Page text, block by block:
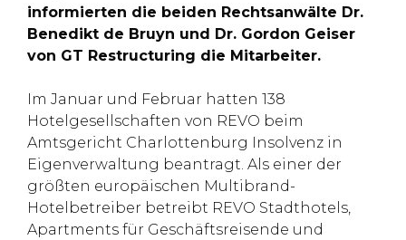
informierten die beiden Rechtsanwälte Dr.
Benedikt de Bruyn und Dr. Gordon Geiser
von GT Restructuring die Mitarbeiter.
Im Januar und Februar hatten 138
Hotelgesellschaften von REVO beim
Amtsgericht Charlottenburg Insolvenz in
Eigenverwaltung beantragt. Als einer der
größten europäischen Multibrand-
Hotelbetreiber betreibt REVO Stadthotels,
Apartments für Geschäftsreisende und